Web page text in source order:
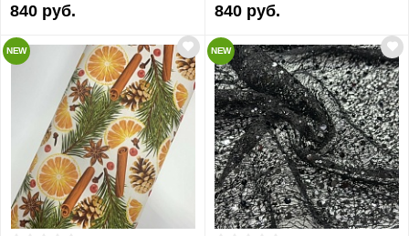
840 руб. 840 руб.
NEW NEW